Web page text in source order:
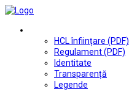
HCL înființare (PDF)
Regulament (PDF)
Identitate
Transparență
Legende